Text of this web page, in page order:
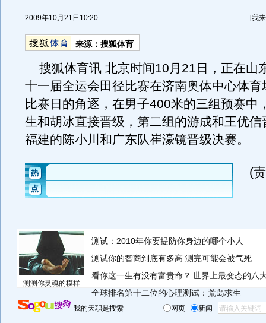
2009年10月21日10:20 [我
来源： 搜狐体育
搜狐体育讯 北京时间10月21日，正在山
十一届全运会田径比赛在济南奥体中心体育
比赛日的角逐，在男子400米的三组预赛中
生和胡冰直接晋级，第二组的游成和王优信
福建的陈小川和广东队崔濠镜晋级决赛。
(
测测你灵魂的模样
测试：2010年你要提防你身边的哪个小人
测试你的智商到底有多高 测完可能会被气死
看你这一生有没有富贵命？ 世界上最变态的八
全球排名第十二位的心理测试：荒岛求生
我的天职是搜索 网页 新闻